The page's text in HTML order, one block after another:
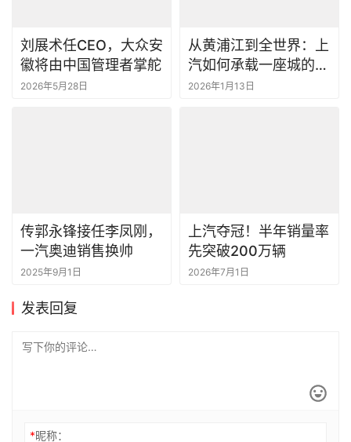
刘展术任CEO，大众安
徽将由中国管理者掌舵
2026年5月28日
从黄浦江到全世界：上
汽如何承载一座城的全
球雄心？
2026年1月13日
传郭永锋接任李凤刚，
一汽奥迪销售换帅
2025年9月1日
上汽夺冠！半年销量率
先突破200万辆
2026年7月1日
发表回复
*昵称：